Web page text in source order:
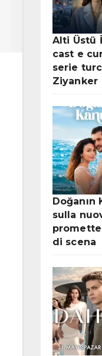
Alti Üstü
cast e
serie
Ziyanker
Doğanın
sulla
di scena